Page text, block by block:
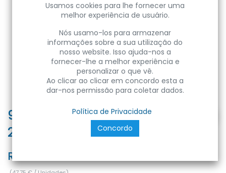
9022 Fio Coluna Transparente
2x1mm (100 metros)
Ref:
Usamos cookies para lhe fornecer uma
melhor experiência de usuário.
Nós usamo-los para armazenar
informações sobre a sua utilização do
nosso website. Isso ajuda-nos a
fornecer-lhe a melhor experiência e
personalizar o que vê.
Ao clicar ao clicar em concordo esta a
dar-nos permissão para coletar dados.
Política de Privacidade
Concordo